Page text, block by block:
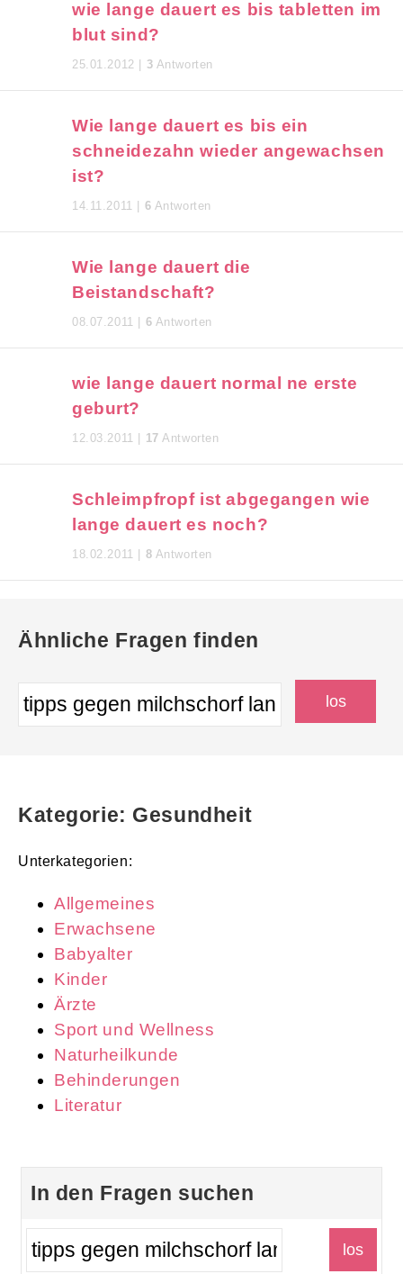
wie lange dauert es bis tabletten im
blut sind?
25.01.2012 | 3 Antworten
Wie lange dauert es bis ein
schneidezahn wieder angewachsen
ist?
14.11.2011 | 6 Antworten
Wie lange dauert die
Beistandschaft?
08.07.2011 | 6 Antworten
wie lange dauert normal ne erste
geburt?
12.03.2011 | 17 Antworten
Schleimpfropf ist abgegangen wie
lange dauert es noch?
18.02.2011 | 8 Antworten
Ähnliche Fragen finden
Kategorie: Gesundheit
Unterkategorien:
Allgemeines
Erwachsene
Babyalter
Kinder
Ärzte
Sport und Wellness
Naturheilkunde
Behinderungen
Literatur
In den Fragen suchen